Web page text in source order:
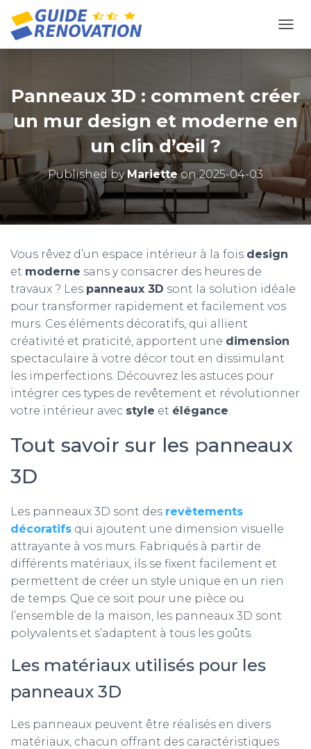
Panneaux 3D : comment créer
un mur design et moderne en
un clin d’œil ?
Published byMarietteon2025-04-03
Vous rêvez d’un espace intérieur à la fois design
et moderne sans y consacrer des heures de
travaux ? Les panneaux 3D sont la solution idéale
pour transformer rapidement et facilement vos
murs. Ces éléments décoratifs, qui allient
créativité et praticité, apportent une dimension
spectaculaire à votre décor tout en dissimulant
les imperfections. Découvrez les astuces pour
intégrer ces types de revêtement et révolutionner
votre intérieur avec style et élégance.
Tout savoir sur les panneaux
3D
Les panneaux 3D sont des revêtements
décoratifs qui ajoutent une dimension visuelle
attrayante à vos murs. Fabriqués à partir de
différents matériaux, ils se fixent facilement et
permettent de créer un style unique en un rien
de temps. Que ce soit pour une pièce ou
l’ensemble de la maison, les panneaux 3D sont
polyvalents et s’adaptent à tous les goûts.
Les matériaux utilisés pour les
panneaux 3D
Les panneaux peuvent être réalisés en divers
matériaux, chacun offrant des caractéristiques